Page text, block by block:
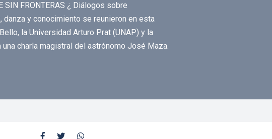
FRONTERAS ¿ Diálogos sobre
y conocimiento se reunieron en esta
la Universidad Arturo Prat (UNAP) y la
charla magistral del astrónomo José Maza.